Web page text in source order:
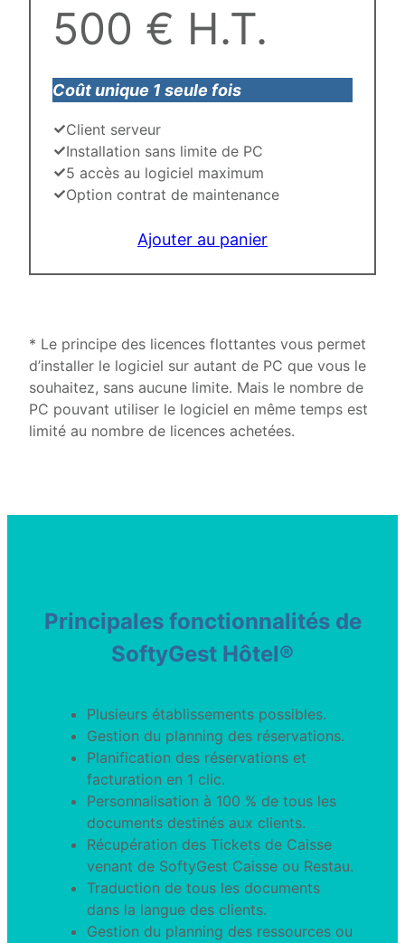
500 € H.T.
Coût unique 1 seule fois
Client serveur
Installation sans limite de PC
5 accès au logiciel maximum
Option contrat de maintenance
Ajouter au panier
* Le principe des licences flottantes vous permet
d’installer le logiciel sur autant de PC que vous le
souhaitez, sans aucune limite. Mais le nombre de
PC pouvant utiliser le logiciel en même temps est
limité au nombre de licences achetées.
Principales fonctionnalités de
SoftyGest Hôtel®
Plusieurs établissements possibles.
Gestion du planning des réservations.
Planification des réservations et
facturation en 1 clic.
Personnalisation à 100 % de tous les
documents destinés aux clients.
Récupération des Tickets de Caisse
venant de SoftyGest Caisse ou Restau.
Traduction de tous les documents
dans la langue des clients.
Gestion du planning des ressources ou